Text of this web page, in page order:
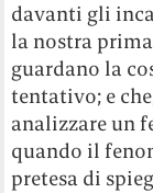
davanti gli
la nostra
guardano la
tentativo; e
analizzare un
quando il
pretesa di